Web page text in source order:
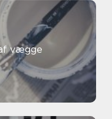
vægge